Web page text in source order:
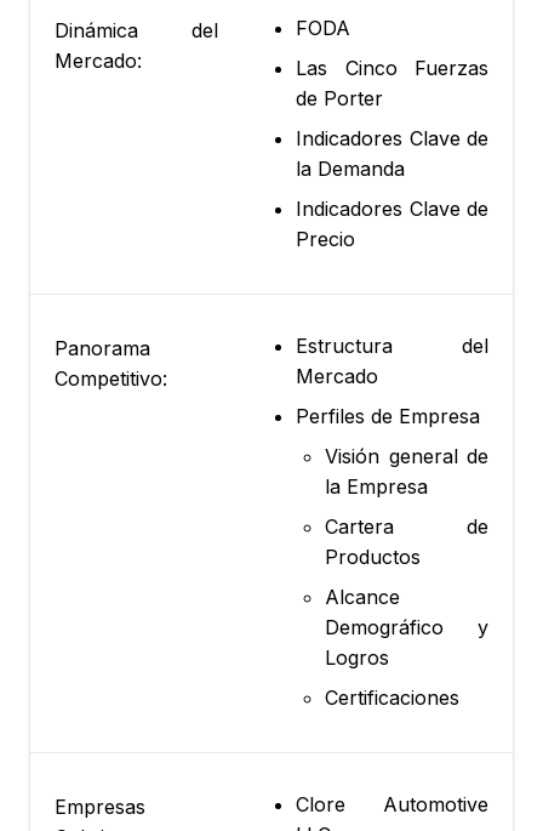
Dinámica del
Mercado:
FODA
Las Cinco Fuerzas
de Porter
Indicadores Clave de
la Demanda
Indicadores Clave de
Precio
Panorama
Competitivo:
Estructura del
Mercado
Perfiles de Empresa
Visión general de
la Empresa
Cartera de
Productos
Alcance
Demográfico y
Logros
Certificaciones
Empresas
Clore Automotive